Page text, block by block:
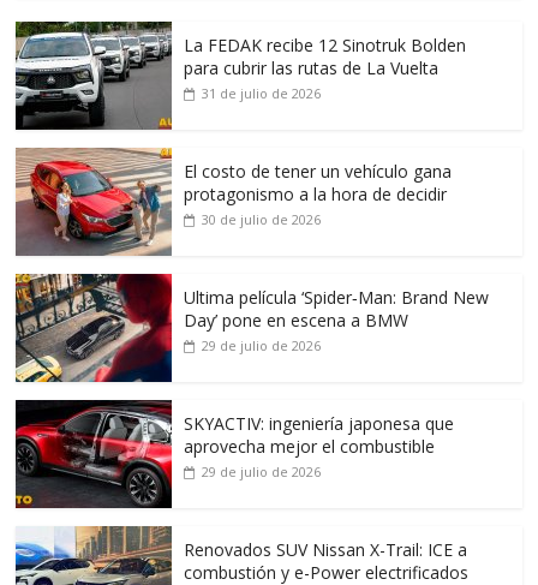
La FEDAK recibe 12 Sinotruk Bolden
para cubrir las rutas de La Vuelta
31 de julio de 2026
El costo de tener un vehículo gana
protagonismo a la hora de decidir
30 de julio de 2026
Ultima película ‘Spider‑Man: Brand New
Day’ pone en escena a BMW
29 de julio de 2026
SKYACTIV: ingeniería japonesa que
aprovecha mejor el combustible
29 de julio de 2026
Renovados SUV Nissan X-Trail: ICE a
combustión y e-Power electrificados